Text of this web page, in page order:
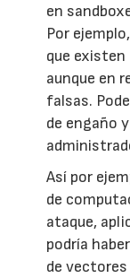
en
Por
que existen
aunque en
falsas.
de engaño
Así por
de
ataque,
podría
de